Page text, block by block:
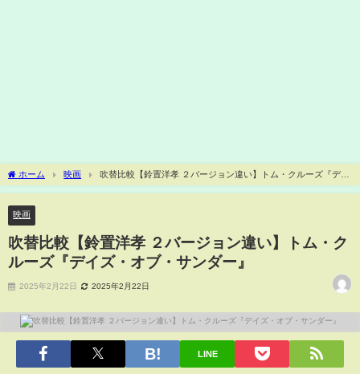
ホーム 映画
吹替比較【鈴置洋孝 ２バージョン違い】トム・クルーズ『デイ
ズ・オブ・サンダー』
映画
吹替比較【鈴置洋孝 ２バージョン違い】トム・ク
ルーズ『デイズ・オブ・サンダー』
2025年2月22日 2025年2月22日
LINE